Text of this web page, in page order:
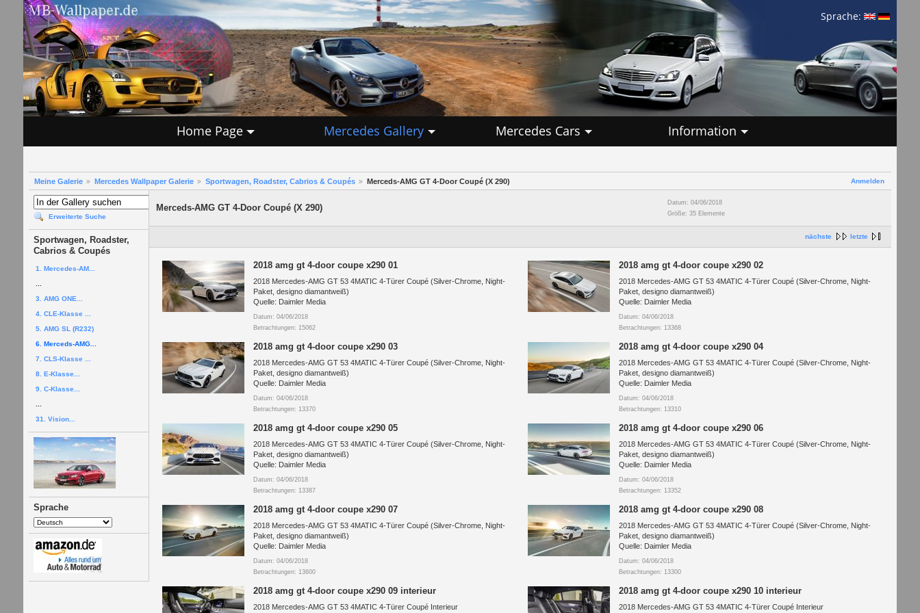
Sprache:
Home Page Mercedes Gallery Mercedes Cars Information
Anmelden
Meine Galerie Mercedes Wallpaper Galerie Sportwagen, Roadster, Cabrios & Coupés Merceds-AMG GT 4-Door Coupé (X 290)
Erweiterte Suche
Sportwagen, Roadster,
Cabrios & Coupés
1. Mercedes-AM...
3. AMG ONE...
4. CLE-Klasse ...
5. AMG SL (R232)
6. Merceds-AMG...
7. CLS-Klasse ...
8. E-Klasse...
9. C-Klasse...
31. Vision...
Sprache
Merceds-AMG GT 4-Door Coupé (X 290)
Datum: 04/06/2018
Größe: 35 Elemente
nächste letzte
2018 amg gt 4-door coupe x290 01
2018 Mercedes-AMG GT 53 4MATIC 4-Türer Coupé (Silver-Chrome, Night-
Paket, designo diamantweiß)
Quelle: Daimler Media
Datum: 04/06/2018
Betrachtungen: 15062
2018 amg gt 4-door coupe x290 02
2018 Mercedes-AMG GT 53 4MATIC 4-Türer Coupé (Silver-Chrome, Night-
Paket, designo diamantweiß)
Quelle: Daimler Media
Datum: 04/06/2018
Betrachtungen: 13368
2018 amg gt 4-door coupe x290 03
2018 Mercedes-AMG GT 53 4MATIC 4-Türer Coupé (Silver-Chrome, Night-
Paket, designo diamantweiß)
Quelle: Daimler Media
Datum: 04/06/2018
Betrachtungen: 13370
2018 amg gt 4-door coupe x290 04
2018 Mercedes-AMG GT 53 4MATIC 4-Türer Coupé (Silver-Chrome, Night-
Paket, designo diamantweiß)
Quelle: Daimler Media
Datum: 04/06/2018
Betrachtungen: 13310
2018 amg gt 4-door coupe x290 05
2018 Mercedes-AMG GT 53 4MATIC 4-Türer Coupé (Silver-Chrome, Night-
Paket, designo diamantweiß)
Quelle: Daimler Media
Datum: 04/06/2018
Betrachtungen: 13387
2018 amg gt 4-door coupe x290 06
2018 Mercedes-AMG GT 53 4MATIC 4-Türer Coupé (Silver-Chrome, Night-
Paket, designo diamantweiß)
Quelle: Daimler Media
Datum: 04/06/2018
Betrachtungen: 13352
2018 amg gt 4-door coupe x290 07
2018 Mercedes-AMG GT 53 4MATIC 4-Türer Coupé (Silver-Chrome, Night-
Paket, designo diamantweiß)
Quelle: Daimler Media
Datum: 04/06/2018
Betrachtungen: 13600
2018 amg gt 4-door coupe x290 08
2018 Mercedes-AMG GT 53 4MATIC 4-Türer Coupé (Silver-Chrome, Night-
Paket, designo diamantweiß)
Quelle: Daimler Media
Datum: 04/06/2018
Betrachtungen: 13300
2018 amg gt 4-door coupe x290 09 interieur
2018 Mercedes-AMG GT 53 4MATIC 4-Türer Coupé Interieur
2018 amg gt 4-door coupe x290 10 interieur
2018 Mercedes-AMG GT 53 4MATIC 4-Türer Coupé Interieur